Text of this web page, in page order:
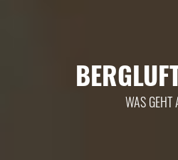
WAS GEHT